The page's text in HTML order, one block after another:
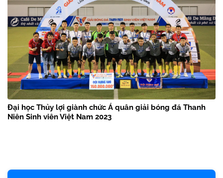
Đại học Thủy lợi giành chức Á quân giải bóng đá Thanh
Niên Sinh viên Việt Nam 2023